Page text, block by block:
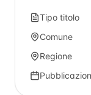
Tipo titolo
Comune
Regione